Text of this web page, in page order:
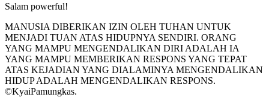
Salam powerful!
MANUSIA DIBERIKAN IZIN OLEH TUHAN UNTUK
MENJADI TUAN ATAS HIDUPNYA SENDIRI. ORANG
YANG MAMPU MENGENDALIKAN DIRI ADALAH IA
YANG MAMPU MEMBERIKAN RESPONS YANG TEPAT
ATAS KEJADIAN YANG DIALAMINYA MENGENDALIKAN
HIDUP ADALAH MENGENDALIKAN RESPONS.
©️KyaiPamungkas.